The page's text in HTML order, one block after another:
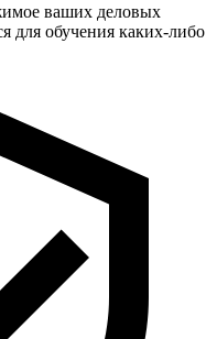
ваших деловых
для обучения каких-либо